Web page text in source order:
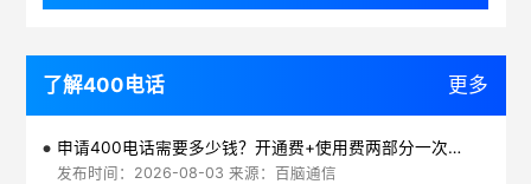
了解400电话 更多
申请400电话需要多少钱？开通费+使用费两部分一次讲清
发布时间：2026-08-03 来源：百脑通信